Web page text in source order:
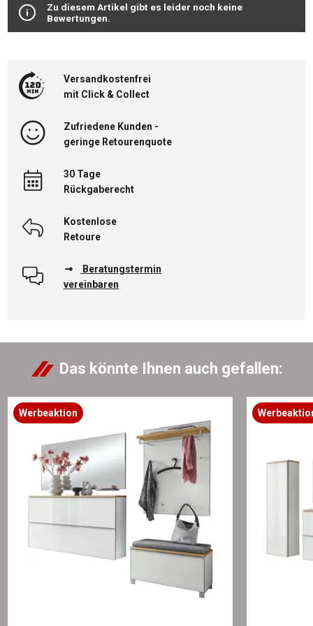
Zu diesem Artikel gibt es leider noch keine
Bewertungen.
Versandkostenfrei
mit Click & Collect
Zufriedene Kunden -
geringe Retourenquote
30 Tage
Rückgaberecht
Kostenlose
Retoure
Beratungstermin
vereinbaren
Das könnte Ihnen auch gefallen:
Werbeaktion